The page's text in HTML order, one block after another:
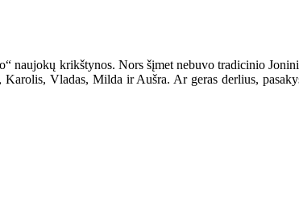
naujokų krikštynos. Nors šįmet nebuvo tradicinio
Vladas, Milda ir Aušra. Ar geras derlius,